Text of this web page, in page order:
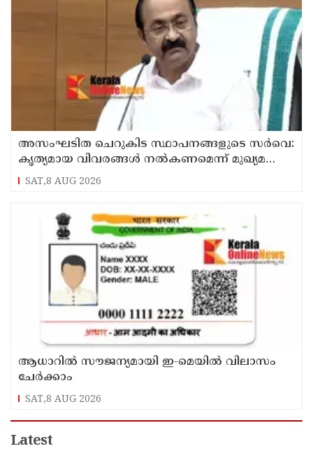
അസംഘടിത ചെറുകിട സ്ഥാപനങ്ങളുടെ സർവെ:
കൃത്യമായ വിവരങ്ങൾ നൽകണമെന്ന് മുഖ്യമന്ത്രി
വി ഡി സതീശൻ
SAT,8 AUG 2026
ആധാറിൽ സൗജന്യമായി ഇ-മെയിൽ വിലാസം
ചേർക്കാം
SAT,8 AUG 2026
Latest